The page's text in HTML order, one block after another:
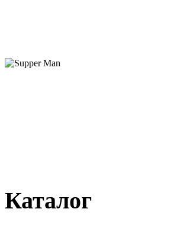
Каталог